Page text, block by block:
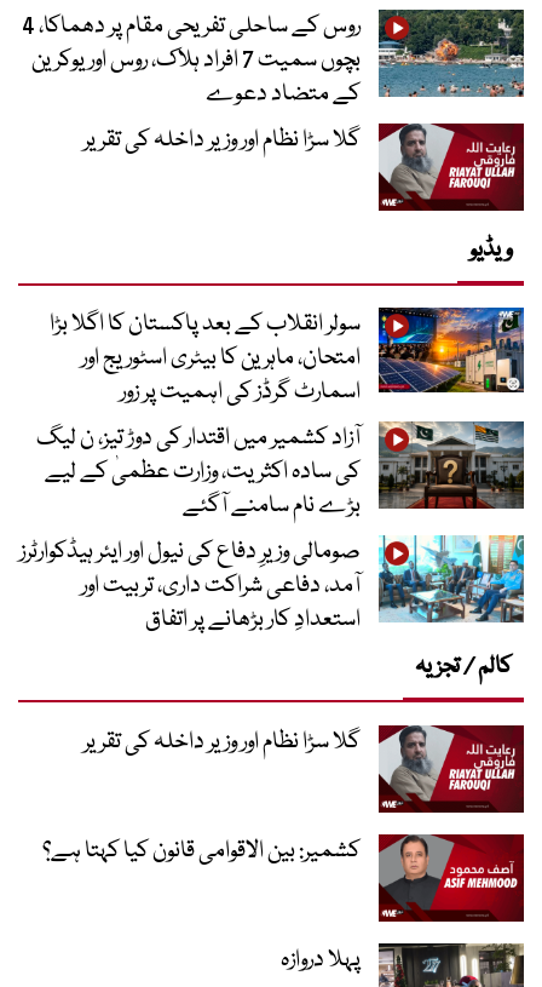
روس کے ساحلی تفریحی مقام پر دھماکا، 4
بچوں سمیت 7 افراد ہلاک، روس اور یوکرین
کے متضاد دعوے
گلا سڑا نظام اور وزیر داخلہ کی تقریر
ویڈیو
سولر انقلاب کے بعد پاکستان کا اگلا بڑا
امتحان، ماہرین کا بیٹری اسٹوریج اور
اسمارٹ گرڈز کی اہمیت پر زور
آزاد کشمیر میں اقتدار کی دوڑ تیز، ن لیگ
کی سادہ اکثریت، وزارت عظمیٰ کے لیے
بڑے نام سامنے آگئے
صومالی وزیرِ دفاع کی نیول اور ایئر ہیڈکوارٹرز
آمد، دفاعی شراکت داری، تربیت اور
استعدادِ کار بڑھانے پر اتفاق
کالم / تجزیہ
گلا سڑا نظام اور وزیر داخلہ کی تقریر
کشمیر: بین الاقوامی قانون کیا کہتا ہے؟
پہلا دروازہ